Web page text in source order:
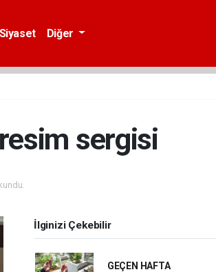
Siyaset Diğer
sergisi
İlginizi Çekebilir
GEÇEN HAFTA